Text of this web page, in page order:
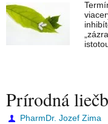
Prírodná
PharmDr. Jozef Zima